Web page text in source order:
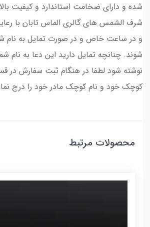
شده و دارای ضخامت استاندارد و کیفیت
شرف الشمس های گالری الماس تابان با
و در ساعت خاص و در صورت تمایل به
شوند. چنانچه تمایل دارید این دعا به نام
نوشته شود لطفا در هنگام ثبت سفارش در
کوچک خود و نام کوچک مادر خود را درج
محصولات مرتبط